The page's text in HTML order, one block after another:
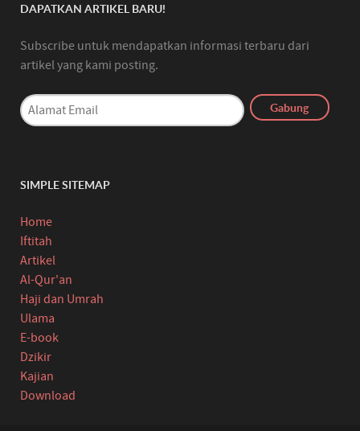
DAPATKAN ARTIKEL BARU!
Subscribe untuk mendapatkan informasi terbaru dari
artikel yang kami posting.
SIMPLE SITEMAP
Home
Iftitah
Artikel
Al-Qur'an
Haji dan Umrah
Ulama
E-book
Dzikir
Kajian
Download